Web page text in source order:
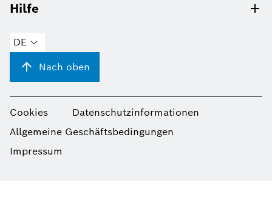
Hilfe
DE
Nach oben
Cookies
Datenschutzinformationen
Allgemeine Geschäftsbedingungen
Impressum